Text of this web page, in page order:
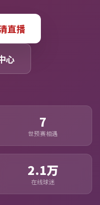
直播
心
7
世预赛相遇
2.1万
在线球迷